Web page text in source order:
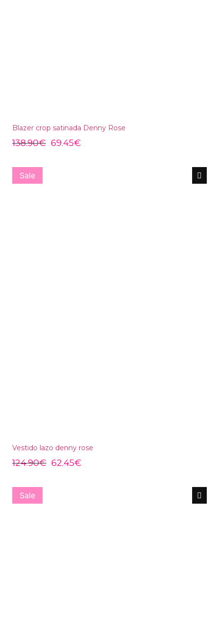
Blazer crop satinada Denny Rose
138.90€ 69.45€
Sale
Vestido lazo denny rose
124.90€ 62.45€
Sale